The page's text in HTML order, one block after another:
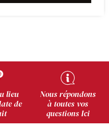
lieu
de
Nous répondons
à toutes vos
questions Ici